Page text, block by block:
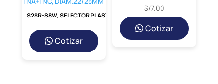
Cotizar
S/7.00
Cotizar